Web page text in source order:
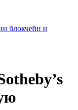
блокчейн и